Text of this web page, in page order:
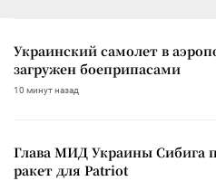
Украинский самолет в
загружен боеприпасами
10 минут назад
Глава МИД Украины Сибига
ракет для Patriot